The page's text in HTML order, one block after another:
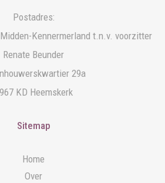
Postadres:
Kennermerland t.n.v. voorzitter
Renate Beunder
29a
KD Heemskerk
Sitemap
Home
Over